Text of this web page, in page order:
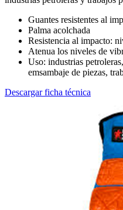
Guantes resistentes al
Palma acolchada
Resistencia al impacto:
Atenua los niveles de
Uso: industrias petroleras, trabajos
Descargar ficha técnica